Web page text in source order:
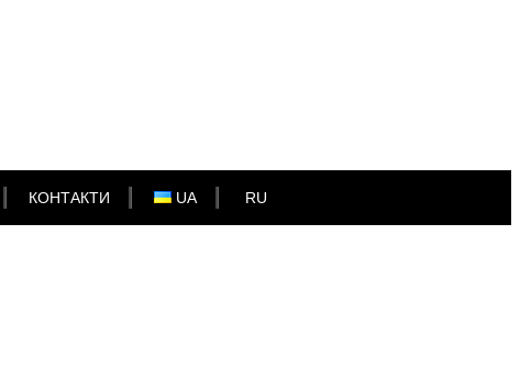
КОНТАКТИ UA RU